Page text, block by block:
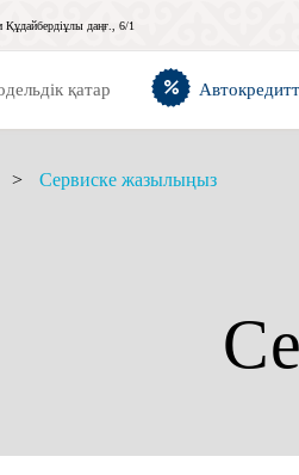
Құдайбердіұлы даңғ., 6/1
қатар
> Сервиске жазылыңыз